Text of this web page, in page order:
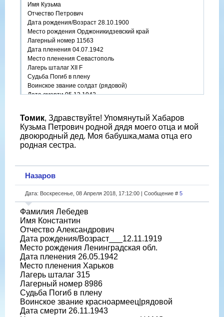
Имя Кузьма
Отчество Петрович
Дата рождения/Возраст 28.10.1900
Место рождения Орджоникидзевский край
Лагерный номер 11563
Дата пленения 04.07.1942
Место пленения Севастополь
Лагерь шталаг XII F
Судьба Погиб в плену
Воинское звание солдат (рядовой)
Дата смерти 05.12.1942
Фамилия на латинице Chabarow
Название источника информации ЦАМО
Номер фонда источника информации 58
Номер описи источника информации 977520
Номер дела источника информации 1672
Томик, Здравствуйте! Упомянутый Хабаров
Кузьма Петрович родной дядя моего отца и мой
двоюродный дед. Моя бабушка,мама отца его
родная сестра.
Назаров
Дата: Воскресенье, 08 Апреля 2018, 17:12:00 | Сообщение # 5
Фамилия Лебедев
Имя Константин
Отчество Александрович
Дата рождения/Возраст___12.11.1919
Место рождения Ленинградская обл.
Дата пленения 26.05.1942
Место пленения Харьков
Лагерь шталаг 315
Лагерный номер 8986
Судьба Погиб в плену
Воинское звание красноармеец|рядовой
Дата смерти 26.11.1943